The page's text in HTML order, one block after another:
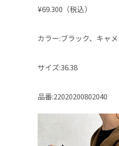
¥69.300（税込）
カラー:ブラック、キャ
サイズ:36.38
品番:22020200802040